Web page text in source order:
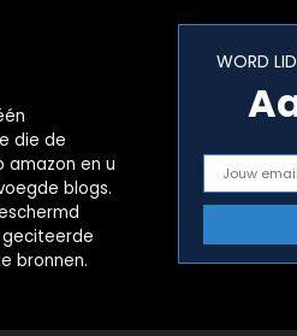
die de
amazon en u
blogs.
geciteerde
bronnen.
WORD